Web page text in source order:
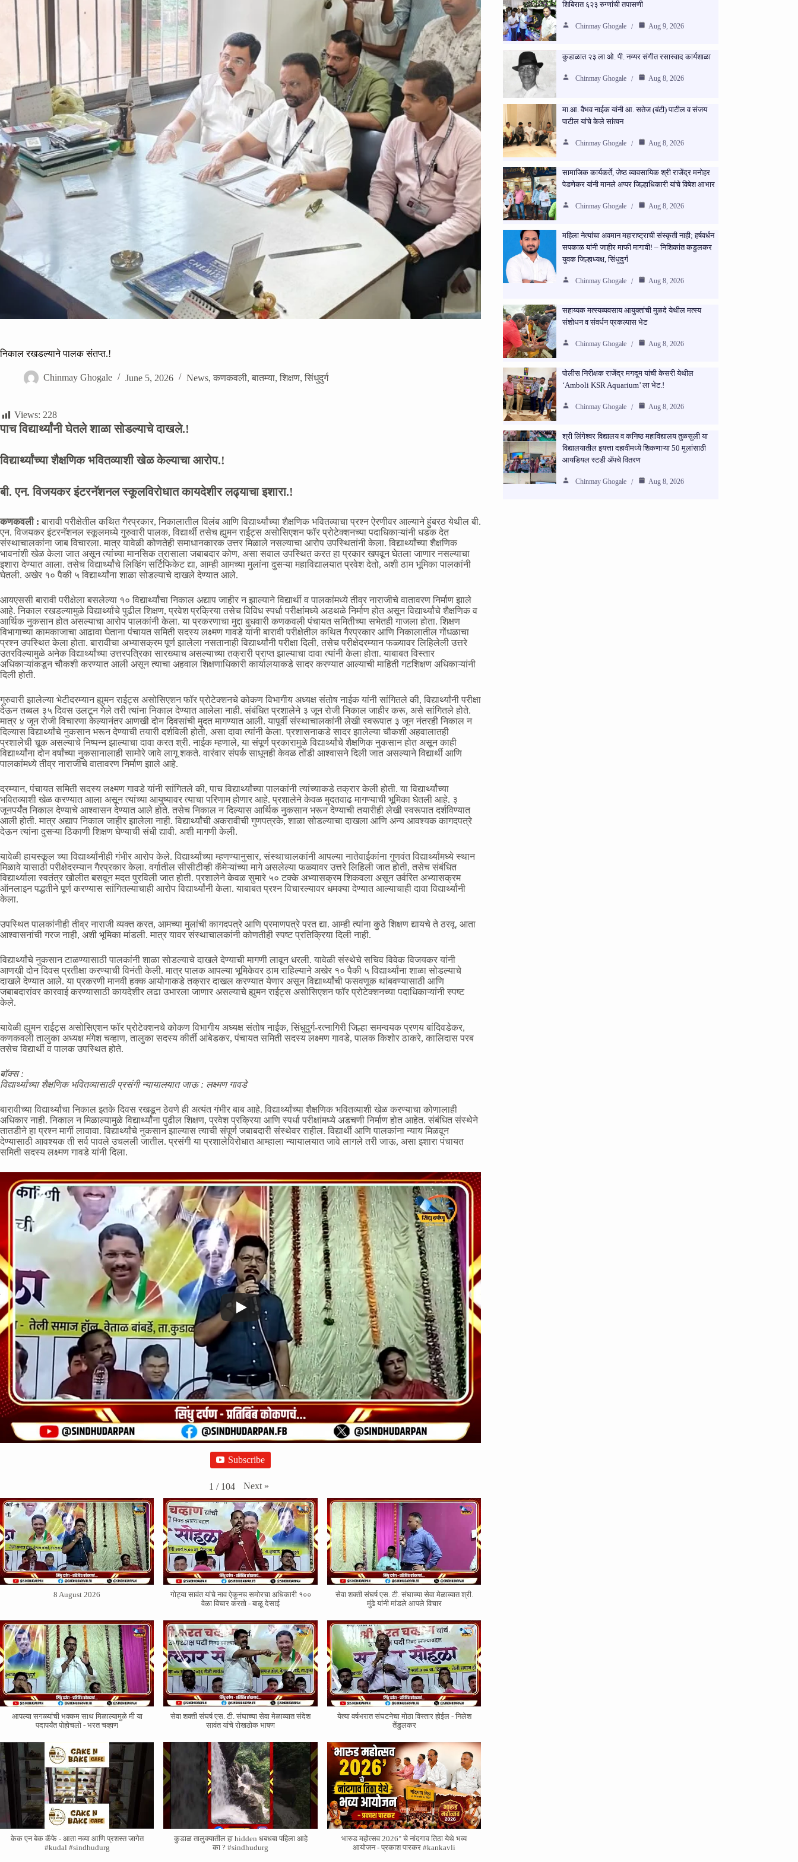
निकाल रखडल्याने पालक संतप्त.!
Chinmay Ghogale June 5, 2026 News, कणकवली, बातम्या, शिक्षण, सिंधुदुर्ग
Views: 228
पाच विद्यार्थ्यांनी घेतले शाळा सोडल्याचे दाखले.!
विद्यार्थ्यांच्या शैक्षणिक भवितव्याशी खेळ केल्याचा आरोप.!
बी. एन. विजयकर इंटरनॅशनल स्कूलविरोधात कायदेशीर लढ्याचा इशारा.!
कणकवली : बारावी परीक्षेतील कथित गैरप्रकार, निकालातील विलंब आणि विद्यार्थ्यांच्या शैक्षणिक भवितव्याचा प्रश्न ऐरणीवर आल्याने हुंबरठ येथील बी.
एन. विजयकर इंटरनॅशनल स्कूलमध्ये गुरुवारी पालक, विद्यार्थी तसेच ह्युमन राईट्स असोसिएशन फॉर प्रोटेक्शनच्या पदाधिकाऱ्यांनी धडक देत
संस्थाचालकांना जाब विचारला. मात्र यावेळी कोणतेही समाधानकारक उत्तर मिळाले नसल्याचा आरोप उपस्थितांनी केला. विद्यार्थ्यांच्या शैक्षणिक
भावनांशी खेळ केला जात असून त्यांच्या मानसिक त्रासाला जबाबदार कोण, असा सवाल उपस्थित करत हा प्रकार खपवून घेतला जाणार नसल्याचा
इशारा देण्यात आला. तसेच विद्यार्थ्यांचे लिव्हिंग सर्टिफिकेट द्या, आम्ही आमच्या मुलांना दुसऱ्या महाविद्यालयात प्रवेश देतो, अशी ठाम भूमिका पालकांनी
घेतली. अखेर १० पैकी ५ विद्यार्थ्यांना शाळा सोडल्याचे दाखले देण्यात आले.
आयएससी बारावी परीक्षेला बसलेल्या १० विद्यार्थ्यांचा निकाल अद्याप जाहीर न झाल्याने विद्यार्थी व पालकांमध्ये तीव्र नाराजीचे वातावरण निर्माण झाले
आहे. निकाल रखडल्यामुळे विद्यार्थ्यांचे पुढील शिक्षण, प्रवेश प्रक्रिया तसेच विविध स्पर्धा परीक्षांमध्ये अडथळे निर्माण होत असून विद्यार्थ्यांचे शैक्षणिक व
आर्थिक नुकसान होत असल्याचा आरोप पालकांनी केला. या प्रकरणाचा मुद्दा बुधवारी कणकवली पंचायत समितीच्या सभेतही गाजला होता. शिक्षण
विभागाच्या कामकाजाचा आढावा घेताना पंचायत समिती सदस्य लक्ष्मण गावडे यांनी बारावी परीक्षेतील कथित गैरप्रकार आणि निकालातील गोंधळाचा
प्रश्न उपस्थित केला होता. बारावीचा अभ्यासक्रम पूर्ण झालेला नसतानाही विद्यार्थ्यांनी परीक्षा दिली, तसेच परीक्षेदरम्यान फळ्यावर लिहिलेली उत्तरे
उतरविल्यामुळे अनेक विद्यार्थ्यांच्या उत्तरपत्रिका सारख्याच असल्याच्या तक्रारी प्राप्त झाल्याचा दावा त्यांनी केला होता. याबाबत विस्तार
अधिकाऱ्यांकडून चौकशी करण्यात आली असून त्याचा अहवाल शिक्षणाधिकारी कार्यालयाकडे सादर करण्यात आल्याची माहिती गटशिक्षण अधिकाऱ्यांनी
दिली होती.
गुरुवारी झालेल्या भेटीदरम्यान ह्युमन राईट्स असोसिएशन फॉर प्रोटेक्शनचे कोकण विभागीय अध्यक्ष संतोष नाईक यांनी सांगितले की, विद्यार्थ्यांनी परीक्षा
देऊन तब्बल ३५ दिवस उलटून गेले तरी त्यांना निकाल देण्यात आलेला नाही. संबंधित प्रशालेने ३ जून रोजी निकाल जाहीर करू, असे सांगितले होते.
मात्र ४ जून रोजी विचारणा केल्यानंतर आणखी दोन दिवसांची मुदत मागण्यात आली. यापूर्वी संस्थाचालकांनी लेखी स्वरूपात ३ जून नंतरही निकाल न
दिल्यास विद्यार्थ्यांचे नुकसान भरून देण्याची तयारी दर्शविली होती, असा दावा त्यांनी केला. प्रशासनाकडे सादर झालेल्या चौकशी अहवालातही
प्रशालेची चूक असल्याचे निष्पन्न झाल्याचा दावा करत श्री. नाईक म्हणाले, या संपूर्ण प्रकारामुळे विद्यार्थ्यांचे शैक्षणिक नुकसान होत असून काही
विद्यार्थ्यांना दोन वर्षांच्या नुकसानालाही सामोरे जावे लागू शकते. वारंवार संपर्क साधूनही केवळ तोंडी आश्वासने दिली जात असल्याने विद्यार्थी आणि
पालकांमध्ये तीव्र नाराजीचे वातावरण निर्माण झाले आहे.
दरम्यान, पंचायत समिती सदस्य लक्ष्मण गावडे यांनी सांगितले की, पाच विद्यार्थ्यांच्या पालकांनी त्यांच्याकडे तक्रार केली होती. या विद्यार्थ्यांच्या
भवितव्याशी खेळ करण्यात आला असून त्यांच्या आयुष्यावर त्याचा परिणाम होणार आहे. प्रशालेने केवळ मुदतवाढ मागण्याची भूमिका घेतली आहे. ३
जूनपर्यंत निकाल देण्याचे आश्वासन देण्यात आले होते. तसेच निकाल न दिल्यास आर्थिक नुकसान भरून देण्याची तयारीही लेखी स्वरूपात दर्शविण्यात
आली होती. मात्र अद्याप निकाल जाहीर झालेला नाही. विद्यार्थ्यांची अकरावीची गुणपत्रके, शाळा सोडल्याचा दाखला आणि अन्य आवश्यक कागदपत्रे
देऊन त्यांना दुसऱ्या ठिकाणी शिक्षण घेण्याची संधी द्यावी. अशी मागणी केली.
यावेळी हायस्कूल च्या विद्यार्थ्यांनीही गंभीर आरोप केले. विद्यार्थ्यांच्या म्हणण्यानुसार, संस्थाचालकांनी आपल्या नातेवाईकांना गुणवंत विद्यार्थ्यांमध्ये स्थान
मिळावे यासाठी परीक्षेदरम्यान गैरप्रकार केला. वर्गातील सीसीटीव्ही कॅमेऱ्यांच्या मागे असलेल्या फळ्यावर उत्तरे लिहिली जात होती, तसेच संबंधित
विद्यार्थ्याला स्वतंत्र खोलीत बसवून मदत पुरविली जात होती. प्रशालेने केवळ सुमारे ५० टक्के अभ्यासक्रम शिकवला असून उर्वरित अभ्यासक्रम
ऑनलाइन पद्धतीने पूर्ण करण्यास सांगितल्याचाही आरोप विद्यार्थ्यांनी केला. याबाबत प्रश्न विचारल्यावर धमक्या देण्यात आल्याचाही दावा विद्यार्थ्यांनी
केला.
उपस्थित पालकांनीही तीव्र नाराजी व्यक्त करत, आमच्या मुलांची कागदपत्रे आणि प्रमाणपत्रे परत द्या. आम्ही त्यांना कुठे शिक्षण द्यायचे ते ठरवू. आता
आश्वासनांची गरज नाही, अशी भूमिका मांडली. मात्र यावर संस्थाचालकांनी कोणतीही स्पष्ट प्रतिक्रिया दिली नाही.
विद्यार्थ्यांचे नुकसान टाळण्यासाठी पालकांनी शाळा सोडल्याचे दाखले देण्याची मागणी लावून धरली. यावेळी संस्थेचे सचिव विवेक विजयकर यांनी
आणखी दोन दिवस प्रतीक्षा करण्याची विनंती केली. मात्र पालक आपल्या भूमिकेवर ठाम राहिल्याने अखेर १० पैकी ५ विद्यार्थ्यांना शाळा सोडल्याचे
दाखले देण्यात आले. या प्रकरणी मानवी हक्क आयोगाकडे तक्रार दाखल करण्यात येणार असून विद्यार्थ्यांची फसवणूक थांबवण्यासाठी आणि
जबाबदारांवर कारवाई करण्यासाठी कायदेशीर लढा उभारला जाणार असल्याचे ह्युमन राईट्स असोसिएशन फॉर प्रोटेक्शनच्या पदाधिकाऱ्यांनी स्पष्ट
केले.
यावेळी ह्युमन राईट्स असोसिएशन फॉर प्रोटेक्शनचे कोकण विभागीय अध्यक्ष संतोष नाईक, सिंधुदुर्ग-रत्नागिरी जिल्हा समन्वयक प्रणय बांदिवडेकर,
कणकवली तालुका अध्यक्ष मंगेश चव्हाण, तालुका सदस्य कीर्ती आंबेडकर, पंचायत समिती सदस्य लक्ष्मण गावडे, पालक किशोर ठाकरे, कालिदास परब
तसेच विद्यार्थी व पालक उपस्थित होते.
बॉक्स :
विद्यार्थ्यांच्या शैक्षणिक भवितव्यासाठी प्रसंगी न्यायालयात जाऊ : लक्ष्मण गावडे
बारावीच्या विद्यार्थ्यांचा निकाल इतके दिवस रखडून ठेवणे ही अत्यंत गंभीर बाब आहे. विद्यार्थ्यांच्या शैक्षणिक भवितव्याशी खेळ करण्याचा कोणालाही
अधिकार नाही. निकाल न मिळाल्यामुळे विद्यार्थ्यांना पुढील शिक्षण, प्रवेश प्रक्रिया आणि स्पर्धा परीक्षांमध्ये अडचणी निर्माण होत आहेत. संबंधित संस्थेने
तातडीने हा प्रश्न मार्गी लावावा. विद्यार्थ्यांचे नुकसान झाल्यास त्याची संपूर्ण जबाबदारी संस्थेवर राहील. विद्यार्थी आणि पालकांना न्याय मिळवून
देण्यासाठी आवश्यक ती सर्व पावले उचलली जातील. प्रसंगी या प्रशालेविरोधात आम्हाला न्यायालयात जावे लागले तरी जाऊ, असा इशारा पंचायत
समिती सदस्य लक्ष्मण गावडे यांनी दिला.
Subscribe
1 / 104 Next »
8 August 2026
गोट्या सावंत यांचे नाव ऐकूनच समोरचा अधिकारी १००
वेळा विचार करतो - बाळू देसाई
सेवा शक्ती संघर्ष एस. टी. संघाच्या सेवा मेळाव्यात श्री.
मुंढे यांनी मांडले आपले विचार
आपल्या सगळ्यांची भक्कम साथ मिळाल्यामुळे मी या
पदापर्यंत पोहोचलो - भरत चव्हाण
सेवा शक्ती संघर्ष एस. टी. संघाच्या सेवा मेळाव्यात संदेश
सावंत यांचे रोखठोक भाषण
येत्या वर्षभरात संघटनेचा मोठा विस्तार होईल - निलेश
तेंडुलकर
केक एन बेक कॅफे - आता नव्या आणि प्रशस्त जागेत
#kudal #sindhudurg
कुडाळ तालुक्यातील हा hidden धबधबा पहिला आहे
का ? #sindhudurg
भारुड महोत्सव 2026" चे नांदगाव तिठा येथे भव्य
आयोजन - प्रकाश पारकर #kankavli
शिबिरात ६२३ रुग्णांची तपासणी
Chinmay Ghogale Aug 9, 2026
कुडाळात २३ ला ओ. पी. नय्यर संगीत रसास्वाद कार्यशाळा
Chinmay Ghogale Aug 8, 2026
मा.आ. वैभव नाईक यांनी आ. सतेज (बंटी) पाटील व संजय
पाटील यांचे केले सांत्वन
Chinmay Ghogale Aug 8, 2026
सामाजिक कार्यकर्ते, जेष्ठ व्यावसायिक श्री राजेंद्र मनोहर
पेडणेकर यांनी मानले अप्पर जिल्हाधिकारी यांचे विषेश आभार
Chinmay Ghogale Aug 8, 2026
महिला नेत्यांचा अवमान महाराष्ट्राची संस्कृती नाही; हर्षवर्धन
सपकाळ यांनी जाहीर माफी मागावी! – निशिकांत कडुलकर
युवक जिल्हाध्यक्ष, सिंधुदुर्ग
Chinmay Ghogale Aug 8, 2026
सहाय्यक मत्स्यव्यवसाय आयुक्तांची मुळदे येथील मत्स्य
संशोधन व संवर्धन प्रकल्पास भेट
Chinmay Ghogale Aug 8, 2026
पोलीस निरीक्षक राजेंद्र मगदूम यांची केसरी येथील
‘Amboli KSR Aquarium’ ला भेट.!
Chinmay Ghogale Aug 8, 2026
श्री लिंगेश्वर विद्यालय व कनिष्ठ महाविद्यालय तुळसुली या
विद्यालयातील इयत्ता दहावीमध्ये शिकणाऱ्या 50 मुलांसाठी
आयडियल स्टडी ॲपचे वितरण
Chinmay Ghogale Aug 8, 2026